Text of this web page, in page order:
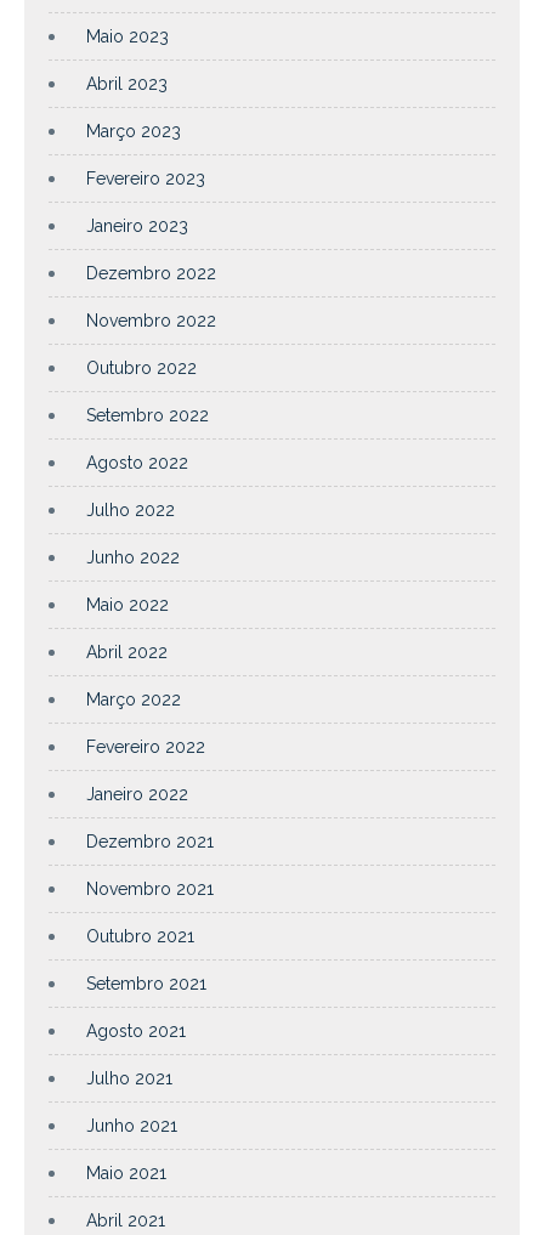
Maio 2023
Abril 2023
Março 2023
Fevereiro 2023
Janeiro 2023
Dezembro 2022
Novembro 2022
Outubro 2022
Setembro 2022
Agosto 2022
Julho 2022
Junho 2022
Maio 2022
Abril 2022
Março 2022
Fevereiro 2022
Janeiro 2022
Dezembro 2021
Novembro 2021
Outubro 2021
Setembro 2021
Agosto 2021
Julho 2021
Junho 2021
Maio 2021
Abril 2021